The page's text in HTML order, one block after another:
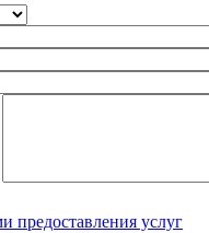
предоставления услуг